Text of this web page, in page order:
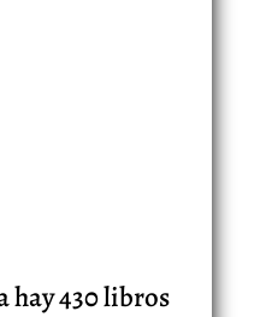
hay 430 libros